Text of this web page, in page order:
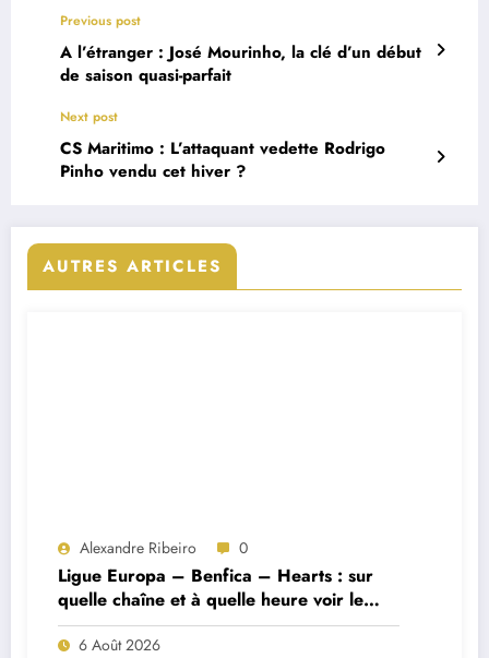
Previous post
A l’étranger : José Mourinho, la clé d’un début
de saison quasi-parfait
Next post
CS Maritimo : L’attaquant vedette Rodrigo
Pinho vendu cet hiver ?
AUTRES ARTICLES
Alexandre Ribeiro 0
Ligue Europa – Benfica – Hearts : sur
quelle chaîne et à quelle heure voir le
match ?
6 Août 2026